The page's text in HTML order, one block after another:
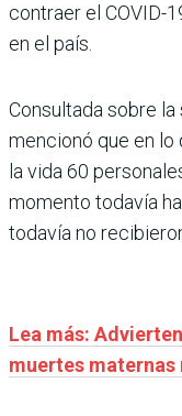
contraer el COVID-
en el país.
Consultada sobre
mencionó que en lo
la vida 60
momento todavía
todavía no
Lea más:
muertes maternas